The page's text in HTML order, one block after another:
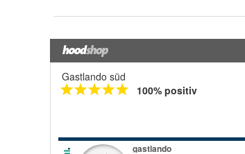
Gastlando süd
100% positiv